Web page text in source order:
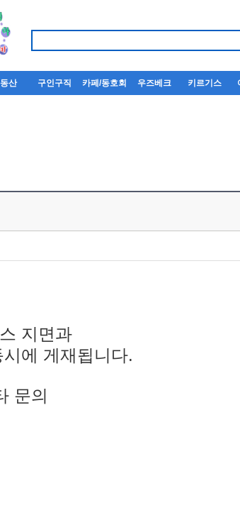
산 구인구직 카페/동호회 우즈베크 키르기스
지면과
에 게재됩니다.
문의